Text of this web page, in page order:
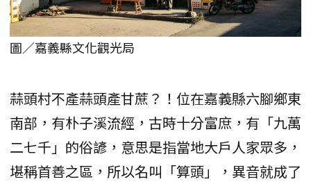
圖／嘉義縣文化觀光局
蒜頭村不產蒜頭產甘蔗？！位在嘉義縣六腳鄉東
南部，有朴子溪流經，古時十分富庶，有「九萬
二七千」的俗諺，意思是指當地大戶人家眾多，
堪稱首善之區，所以名叫「算頭」，異音就成了